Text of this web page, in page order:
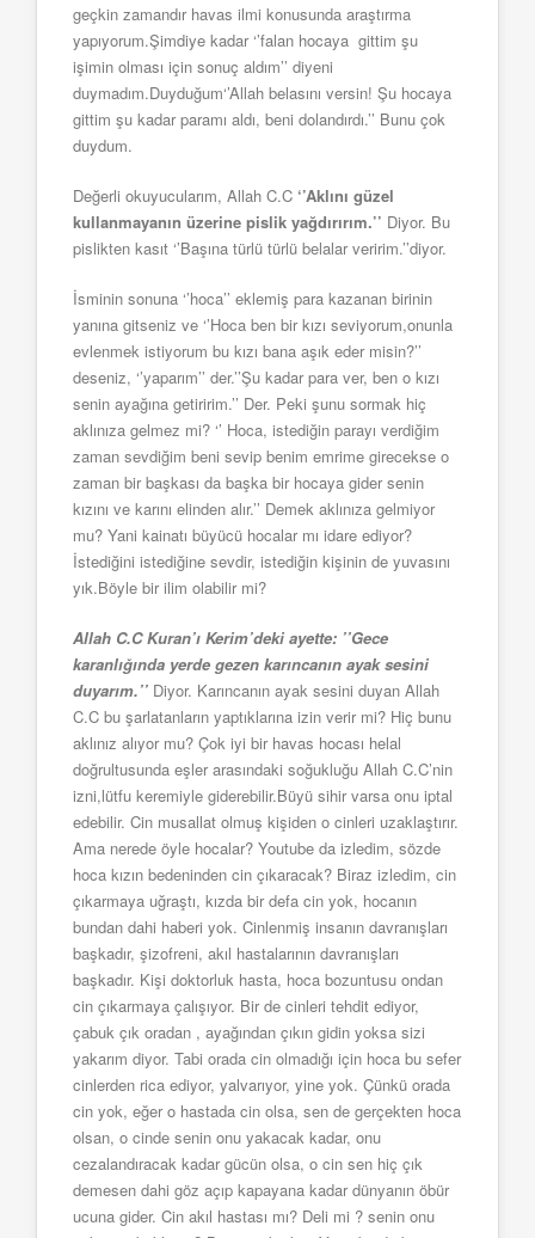
geçkin zamandır havas ilmi konusunda araştırma
yapıyorum.Şimdiye kadar ‘’falan hocaya gittim şu
işimin olması için sonuç aldım’’ diyeni
duymadım.Duyduğum‘’Allah belasını versin! Şu hocaya
gittim şu kadar paramı aldı, beni dolandırdı.’’ Bunu çok
duydum.
Değerli okuyucularım, Allah C.C ‘’Aklını güzel
kullanmayanın üzerine pislik yağdırırım.’’ Diyor. Bu
pislikten kasıt ‘’Başına türlü türlü belalar veririm.’’diyor.
İsminin sonuna ‘’hoca’’ eklemiş para kazanan birinin
yanına gitseniz ve ‘’Hoca ben bir kızı seviyorum,onunla
evlenmek istiyorum bu kızı bana aşık eder misin?’’
deseniz, ‘’yaparım’’ der.’’Şu kadar para ver, ben o kızı
senin ayağına getiririm.’’ Der. Peki şunu sormak hiç
aklınıza gelmez mi? ‘’ Hoca, istediğin parayı verdiğim
zaman sevdiğim beni sevip benim emrime girecekse o
zaman bir başkası da başka bir hocaya gider senin
kızını ve karını elinden alır.’’ Demek aklınıza gelmiyor
mu? Yani kainatı büyücü hocalar mı idare ediyor?
İstediğini istediğine sevdir, istediğin kişinin de yuvasını
yık.Böyle bir ilim olabilir mi?
Allah C.C Kuran’ı Kerim’deki ayette: ’’Gece
karanlığında yerde gezen karıncanın ayak sesini
duyarım.’’ Diyor. Karıncanın ayak sesini duyan Allah
C.C bu şarlatanların yaptıklarına izin verir mi? Hiç bunu
aklınız alıyor mu? Çok iyi bir havas hocası helal
doğrultusunda eşler arasındaki soğukluğu Allah C.C’nin
izni,lütfu keremiyle giderebilir.Büyü sihir varsa onu iptal
edebilir. Cin musallat olmuş kişiden o cinleri uzaklaştırır.
Ama nerede öyle hocalar? Youtube da izledim, sözde
hoca kızın bedeninden cin çıkaracak? Biraz izledim, cin
çıkarmaya uğraştı, kızda bir defa cin yok, hocanın
bundan dahi haberi yok. Cinlenmiş insanın davranışları
başkadır, şizofreni, akıl hastalarının davranışları
başkadır. Kişi doktorluk hasta, hoca bozuntusu ondan
cin çıkarmaya çalışıyor. Bir de cinleri tehdit ediyor,
çabuk çık oradan , ayağından çıkın gidin yoksa sizi
yakarım diyor. Tabi orada cin olmadığı için hoca bu sefer
cinlerden rica ediyor, yalvarıyor, yine yok. Çünkü orada
cin yok, eğer o hastada cin olsa, sen de gerçekten hoca
olsan, o cinde senin onu yakacak kadar, onu
cezalandıracak kadar gücün olsa, o cin sen hiç çık
demesen dahi göz açıp kapayana kadar dünyanın öbür
ucuna gider. Cin akıl hastası mı? Deli mi ? senin onu